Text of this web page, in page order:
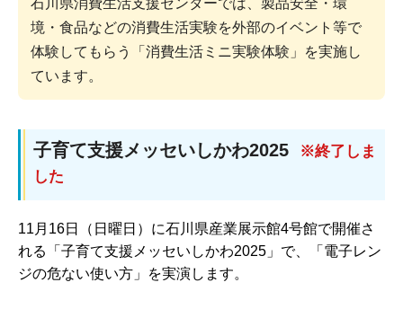
石川県消費生活支援センターでは、製品安全・環
境・食品などの消費生活実験を外部のイベント等で
体験してもらう「消費生活ミニ実験体験」を実施し
ています。
子育て支援メッセいしかわ2025
※終了しま
した
11月16日（日曜日）に石川県産業展示館4号館で開催さ
れる「子育て支援メッセいしかわ2025」で、「電子レン
ジの危ない使い方」を実演します。